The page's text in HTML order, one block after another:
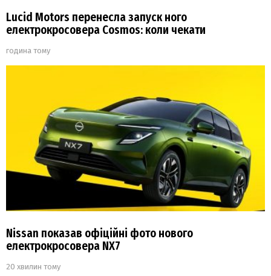
Lucid Motors перенесла запуск ного
електрокросовера Cosmos: коли чекати
година тому
Nissan показав офіційні фото нового
електрокросовера NX7
20 хвилин тому